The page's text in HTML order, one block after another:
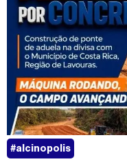
#alcinopolis